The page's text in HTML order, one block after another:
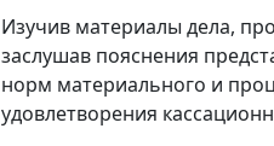
Изучив материалы дела,
заслушав пояснения
норм материального и
удовлетворения